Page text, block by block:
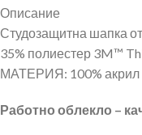
Описание
Студозащитна шапка
35% полиестер 3M™
МАТЕРИЯ: 100% акрил
Работно облекло –